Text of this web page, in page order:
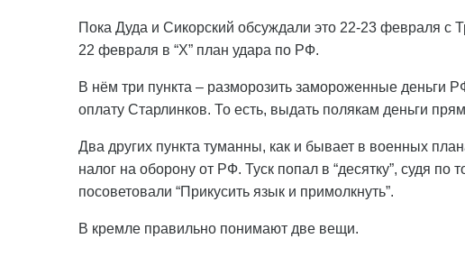
Пока Дуда и Сикорский обсуждали это 22-23 февраля с
22 февраля в “Х” план удара по РФ.
В нём три пункта – разморозить замороженные деньги
оплату Старлинков. То есть, выдать полякам деньги
Два других пункта туманны, как и бывает в военных
налог на оборону от РФ. Туск попал в “десятку”, судя по
посоветовали “Прикусить язык и примолкнуть”.
В кремле правильно понимают две вещи.